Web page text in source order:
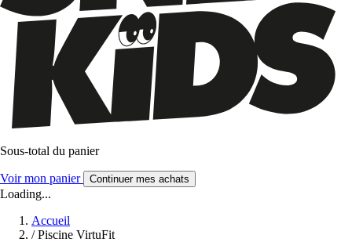
Sous-total du panier
Voir mon panier Continuer mes achats
Loading...
Accueil
/ Piscine VirtuFit